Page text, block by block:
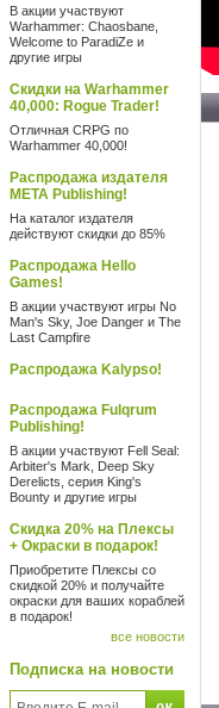
В акции участвуют
Warhammer: Chaosbane,
Welcome to ParadiZe и
другие игры
Скидки на Warhammer
40,000: Rogue Trader!
Отличная CRPG по
Warhammer 40,000!
Распродажа издателя
META Publishing!
На каталог издателя
действуют скидки до 85%
Распродажа Hello
Games!
В акции участвуют игры No
Man's Sky, Joe Danger и The
Last Campfire
Распродажа Kalypso!
Распродажа Fulqrum
Publishing!
В акции участвуют Fell Seal:
Arbiter's Mark, Deep Sky
Derelicts, серия King's
Bounty и другие игры
Скидка 20% на Плексы
+ Окраски в подарок!
Приобретите Плексы со
скидкой 20% и получайте
окраски для ваших кораблей
в подарок!
все новости
Подписка на новости